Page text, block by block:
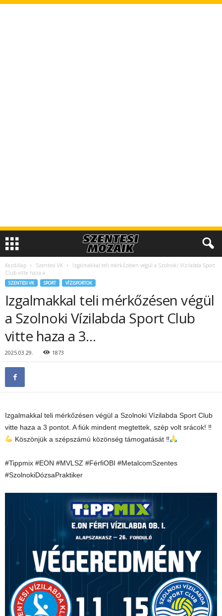
Kezdőlap Szentesi VK
Izgalmakkal teli mérkőzésen végül a Szolnoki Vízilabda Sport
Club vitte haza a...
SZENTESI VK SPORT VÍZISPORTOK
Izgalmakkal teli mérkőzésen végül
a Szolnoki Vízilabda Sport Club
vitte haza a 3…
2025.03.29. 1873
Izgalmakkal teli mérkőzésen végül a Szolnoki Vízilabda Sport Club
vitte haza a 3 pontot. A fiúk mindent megtettek, szép volt srácok! ‼
Köszönjük a szépszámú közönség támogatását ‼
#Tippmix #EON #MVLSZ #FérfiOBI #MetalcomSzentes
#SzolnokiDózsaPraktiker